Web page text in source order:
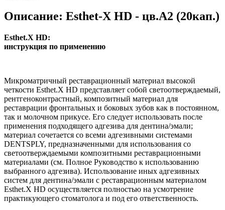
Описание: Esthet-X HD - цв.А2 (20кап.)
Esthet.X HD:
инструкция по применению
Микроматричный реставрационный материал высокой
четкости Esthet.X HD представляет собой светоотверждаемый,
рентгеноконтрастный, композитный материал для
реставрации фронтальных и боковых зубов как в постоянном,
так и молочном прикусе. Его следует использовать после
применения подходящего адгезива для дентина/эмали;
материал сочетается со всеми адгезивными системами
DENTSPLY, предназначенными для использования со
светоотверждаемыми композитными реставрационными
материалами (см. Полное Руководство к использованию
выбранного адгезива). Использование иных адгезивных
систем для дентина/эмали с реставрационным материалом
Esthet.X HD осуществляется полностью на усмотрение
практикующего стоматолога и под его ответственность.